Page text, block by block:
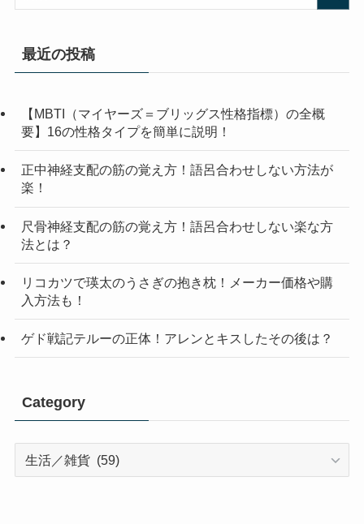
最近の投稿
【MBTI（マイヤーズ＝ブリッグス性格指標）の全概
要】16の性格タイプを簡単に説明！
正中神経支配の筋の覚え方！語呂合わせしない方法が
楽！
尺骨神経支配の筋の覚え方！語呂合わせしない楽な方
法とは？
リコカツで瑛太のうさぎの抱き枕！メーカー価格や購
入方法も！
ゲド戦記テルーの正体！アレンとキスしたその後は？
Category
Category